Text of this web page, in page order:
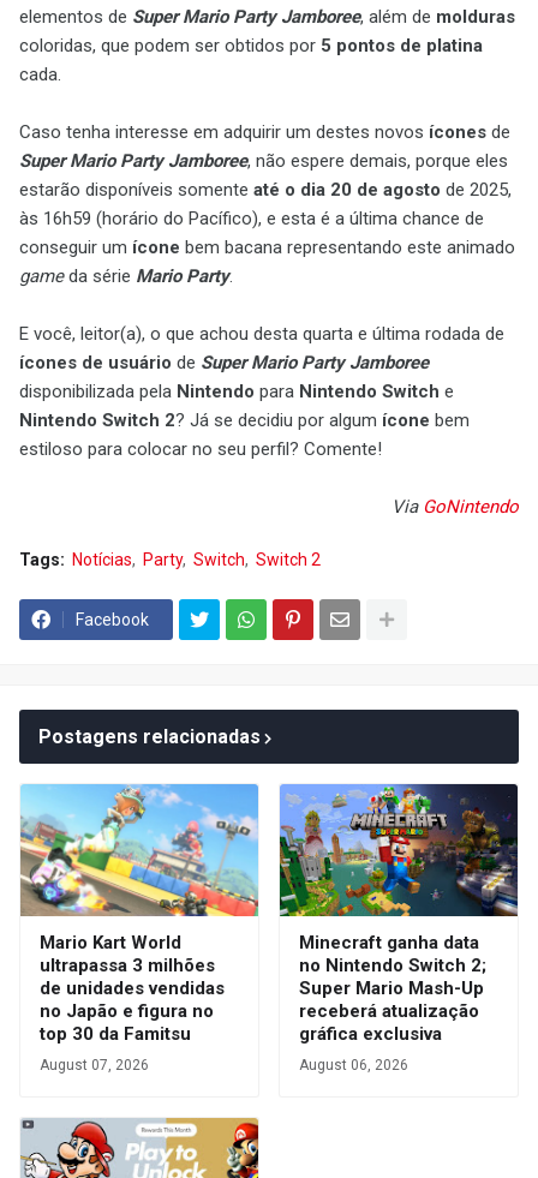
elementos de Super Mario Party Jamboree, além de molduras
coloridas, que podem ser obtidos por 5 pontos de platina
cada.
Caso tenha interesse em adquirir um destes novos ícones de
Super Mario Party Jamboree, não espere demais, porque eles
estarão disponíveis somente até o dia 20 de agosto de 2025,
às 16h59 (horário do Pacífico), e esta é a última chance de
conseguir um ícone bem bacana representando este animado
gameda série Mario Party.
E você, leitor(a), o que achou desta quarta e última rodada de
ícones de usuário de Super Mario Party Jamboree
disponibilizada pela Nintendo para Nintendo Switch e
Nintendo Switch 2? Já se decidiu por algum ícone bem
estiloso para colocar no seu perfil? Comente!
Via GoNintendo
Tags: Notícias Party Switch Switch 2
Facebook
Postagens relacionadas
Mario Kart World
ultrapassa 3 milhões
de unidades vendidas
no Japão e figura no
top 30 da Famitsu
August 07, 2026
Minecraft ganha data
no Nintendo Switch 2;
Super Mario Mash-Up
receberá atualização
gráfica exclusiva
August 06, 2026